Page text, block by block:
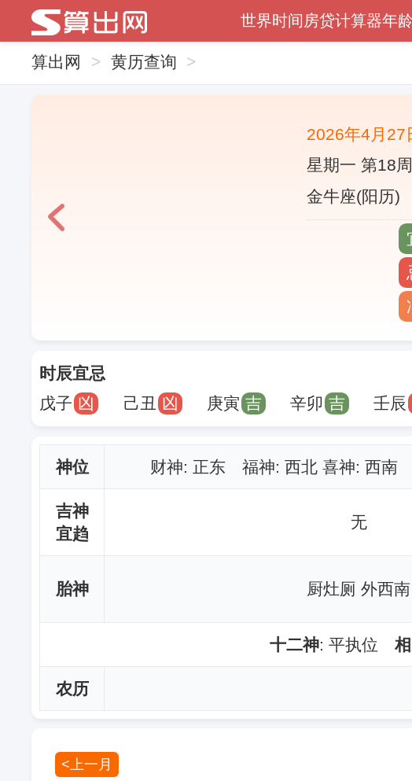
世界时间 房贷计算器年
算出网 > 黄历查询 >
2026年4月27
星期一 第18周
金牛座(阳历)
时辰宜忌
戊子 凶 己丑 凶 庚寅 吉 辛卯 吉 壬辰
神位 财神: 正东 福神: 西北 喜神: 西南
吉神
宜趋
无
胎神 厨灶厕 外西南
十二神: 平执位
农历
<上一月